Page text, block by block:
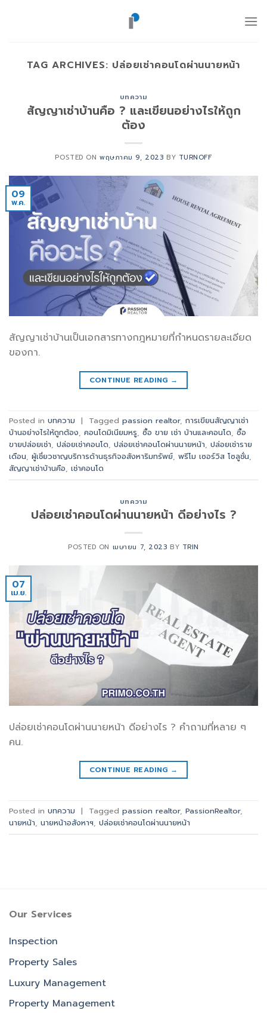
TAG ARCHIVES: ปล่อยเช่าคอนโดผ่านนายหน้า
บทความ
สัญญาเช่าบ้านคือ ? และเขียนอย่างไรให้ถูก
ต้อง
POSTED ONพฤษภาคม 9, 2023 BY TURNOFF
09
พ.ค.
สัญญาเช่าบ้านเป็นเอกสารทางกฎหมายที่กำหนดรายละเอียด
ของกา.
CONTINUE READING →
Posted in บทความ | Tagged passion realtor, การเขียนสัญญาเช่า
บ้านอย่างไรให้ถูกต้อง, คอนโดมิเนียมหรู, ซื้อ ขาย เช่า บ้านและคอนโด, ซื้อ
ขายปล่อยเช่า, ปล่อยเช่าคอนโด, ปล่อยเช่าคอนโดผ่านนายหน้า, ปล่อยเช่าราย
เดือน, ผู้เชี่ยวชาญบริการด้านธุรกิจอสังหาริมทรัพย์, พรีโม เซอร์วิส โซลูชั่น,
สัญญาเช่าบ้านคือ, เช่าคอนโด
บทความ
ปล่อยเช่าคอนโดผ่านนายหน้า ดีอย่างไร ?
POSTED ON เมษายน 7, 2023 BY TRIN
07
เม.ย.
ปล่อยเช่าคอนโดผ่านนายหน้า ดีอย่างไร ? คำถามที่หลาย ๆ
คน.
CONTINUE READING →
Posted in บทความ | Tagged passion realtor, PassionRealtor,
นายหน้า, นายหน้าอสังหาฯ, ปล่อยเช่าคอนโดผ่านนายหน้า
Our Services
Inspection
Property Sales
Luxury Management
Property Management